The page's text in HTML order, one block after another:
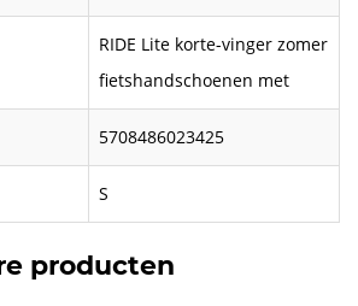
RIDE Lite korte-vinger zomer
fietshandschoenen met
5708486023425
S
producten